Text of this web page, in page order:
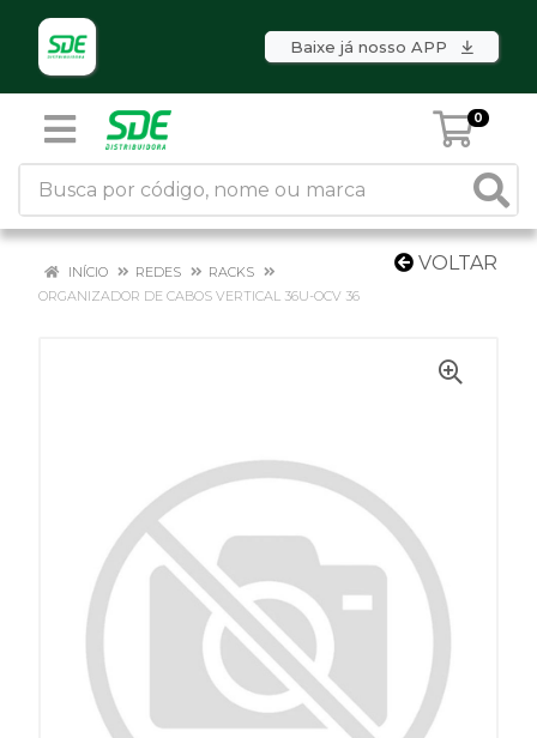
Baixe já nosso APP
0
VOLTAR
INÍCIO REDES
RACKS
ORGANIZADOR DE CABOS VERTICAL 36U-OCV 36